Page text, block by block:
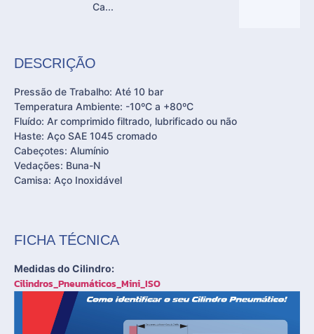
Ca...
DESCRIÇÃO
Pressão de Trabalho: Até 10 bar
Temperatura Ambiente: -10ºC a +80ºC
Fluído: Ar comprimido filtrado, lubrificado ou não
Haste: Aço SAE 1045 cromado
Cabeçotes: Alumínio
Vedações: Buna-N
Camisa: Aço Inoxidável
FICHA TÉCNICA
Medidas do Cilindro:
Cilindros_Pneumáticos_Mini_ISO